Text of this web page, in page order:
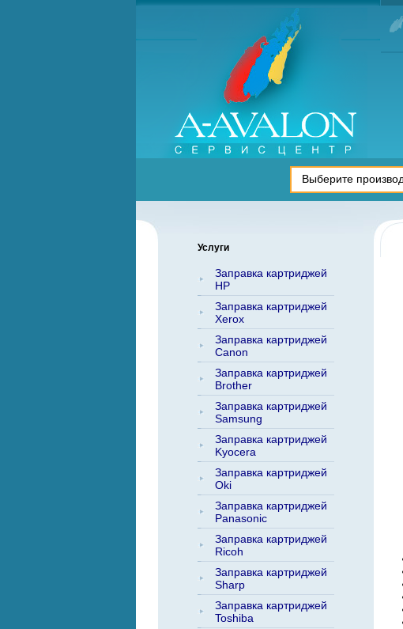
Услуги
Заправка картриджей
HP
Заправка картриджей
Xerox
Заправка картриджей
Canon
Заправка картриджей
Brother
Заправка картриджей
Samsung
Заправка картриджей
Kyocera
Заправка картриджей
Oki
Заправка картриджей
Panasonic
Заправка картриджей
Ricoh
Заправка картриджей
Sharp
Заправка картриджей
Toshiba